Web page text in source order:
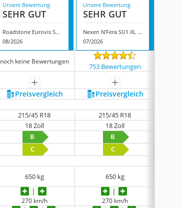
Unsere Bewertung
SEHR GUT
Roadstone Eurovis Sport 04 SP04 XL
08/2026
Unsere Bewertung
SEHR GUT
Nexen N'Fera SU1 XL RPB
07/2026
noch keine Bewertungen
753 Bewertungen
mehr anzeigen
mehr anzeigen
Preis­vergleich Preis­vergleich
215/45 R18 215/45 R18
18 Zoll
18 Zoll
B
B
C
C
650 kg 650 kg
270 km/h 270 km/h